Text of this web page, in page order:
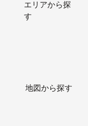
エリアから探
す
地図から探す